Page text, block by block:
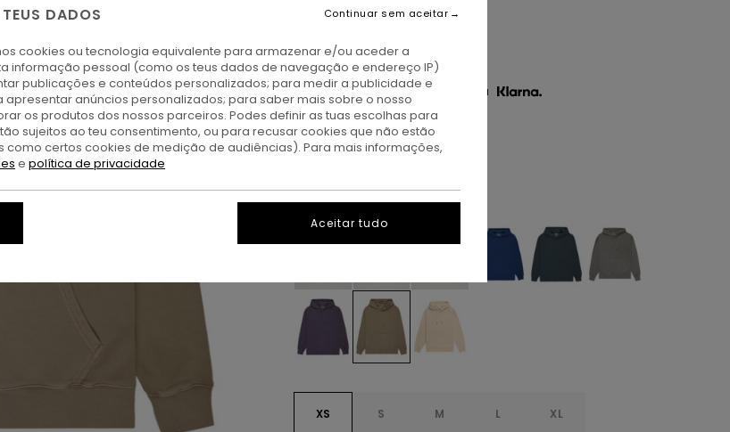
ECO-BONUS
€ 40,50
Paga 3 x € 13,50 sem juros com a
OFERTAS
DUPLA PROMO 10% EXTRA
CorAluminum
XS S M L XL
DADOS
cookies ou tecnologia equivalente para armazenar e/ou aceder a
informação pessoal (como os teus dados de navegação e endereço IP)
publicações e conteúdos personalizados; para medir a publicidade e
anúncios personalizados; para saber mais sobre o nosso
os produtos dos nossos parceiros. Podes definir as tuas escolhas para
sujeitos ao teu consentimento, ou para recusar cookies que não estão
como certos cookies de medição de audiências). Para mais informações,
e política de privacidade
Continuar sem aceitar
Aceitar tudo